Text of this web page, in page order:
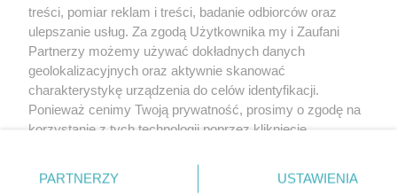
O nas
treści, pomiar reklam i treści, badanie odbiorców oraz
ulepszanie usług. Za zgodą Użytkownika my i Zaufani
Partnerzy możemy używać dokładnych danych
geolokalizacyjnych oraz aktywnie skanować
charakterystykę urządzenia do celów identyfikacji.
Ponieważ cenimy Twoją prywatność, prosimy o zgodę na
korzystanie z tych technologii poprzez kliknięcie
zmienić/wycofać klikając przycisk ustawień prywatności
znajdujący się w lewym dolnym rogu strony
PARTNERZY USTAWIENIA